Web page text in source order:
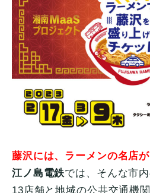
藤沢には、ラーメンの名店が
江ノ島電鉄では、そんな市
13店舗と地域の公共交通機